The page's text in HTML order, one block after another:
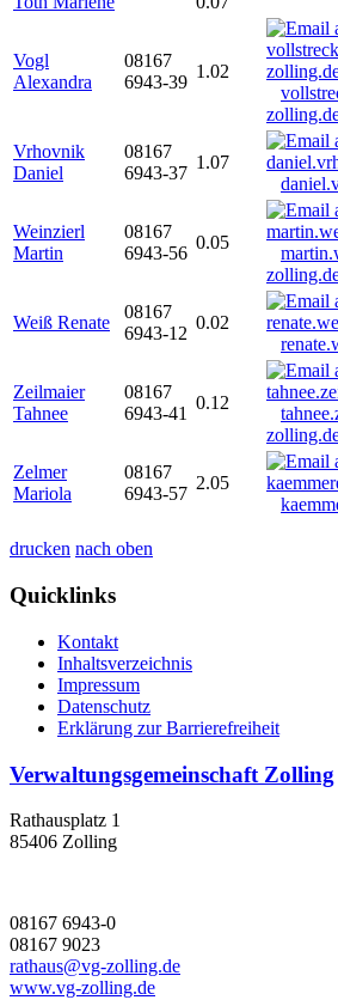
Vogl
Alexandra
08167
6943-39
1.02
Vrhovnik
Daniel
08167
6943-37
1.07
Weinzierl
Martin
08167
6943-56
0.05
Weiß Renate
08167
6943-12
0.02
Zeilmaier
Tahnee
08167
6943-41
0.12
Zelmer
Mariola
08167
6943-57
2.05
drucken nach oben
Quicklinks
Kontakt
Inhaltsverzeichnis
Impressum
Datenschutz
Erklärung zur Barrierefreiheit
Verwaltungsgemeinschaft Zolling
Rathausplatz 1
85406 Zolling
08167 6943-0
08167 9023
rathaus@vg-zolling.de
www.vg-zolling.de